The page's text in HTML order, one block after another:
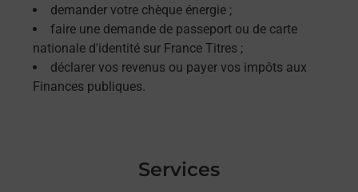
demander votre chèque énergie ;
faire une demande de passeport ou de carte
nationale d'identité sur France Titres ;
déclarer vos revenus ou payer vos impôts aux
Finances publiques.
Services